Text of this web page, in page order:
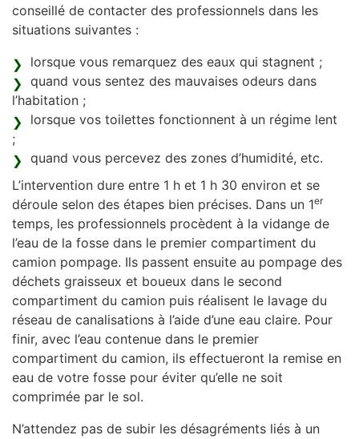
conseillé de contacter des professionnels dans les
situations suivantes :
lorsque vous remarquez des eaux qui stagnent ;
quand vous sentez des mauvaises odeurs dans
l’habitation ;
lorsque vos toilettes fonctionnent à un régime lent
;
quand vous percevez des zones d’humidité, etc.
L’intervention dure entre 1 h et 1 h 30 environ et se
déroule selon des étapes bien précises. Dans un 1er
temps, les professionnels procèdent à la vidange de
l’eau de la fosse dans le premier compartiment du
camion pompage. Ils passent ensuite au pompage des
déchets graisseux et boueux dans le second
compartiment du camion puis réalisent le lavage du
réseau de canalisations à l’aide d’une eau claire. Pour
finir, avec l’eau contenue dans le premier
compartiment du camion, ils effectueront la remise en
eau de votre fosse pour éviter qu’elle ne soit
comprimée par le sol.
N’attendez pas de subir les désagréments liés à un